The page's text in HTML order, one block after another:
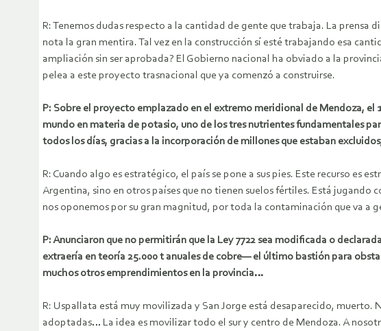
R: Tenemos dudas respecto a la cantidad de gente que trabaja. La
nota la gran mentira. Tal vez en la construcción sí esté trabajando esa
ampliación sin ser aprobada? El Gobierno nacional ha obviado a la
pelea a este proyecto trasnacional que ya comenzó a construirse.
P: Sobre el proyecto emplazado en el extremo meridional de Mendoza, el
mundo en materia de potasio, uno de los tres nutrientes fundamentales
todos los días, gracias a la incorporación de millones que estaban
R: Cuando algo es estratégico, el país se pone a sus pies. Este recurso es
Argentina, sino en otros países que no tienen suelos fértiles. Está jugando
nos oponemos por su gran magnitud, por toda la contaminación que va a
P: Anunciaron que no permitirán que la Ley 7722 sea modificada o
extraería en teoría 25.000 t anuales de cobre— el último bastión para
muchos otros emprendimientos en la provincia…
R: Uspallata está muy movilizada y San Jorge está desaparecido,
adoptadas… La idea es movilizar todo el sur y centro de Mendoza. A